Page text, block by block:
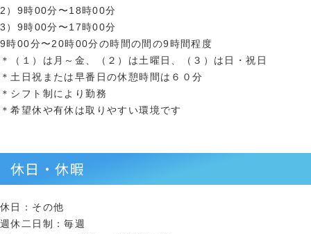
2）9時00分〜18時00分
3）9時00分〜17時00分
9時00分〜20時00分の時間の間の9時間程度
＊（１）は月～金、（２）は土曜日、（３）は日・祝日
＊土日祝または早番日の休憩時間は６０分
＊シフト制により勤務
＊希望休や有休は取りやすい環境です
休日・休暇
休日：その他
週休二日制：毎週